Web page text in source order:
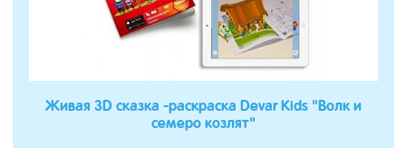
Живая 3D сказка -раскраска Devar Kids "Волк и
семеро козлят"